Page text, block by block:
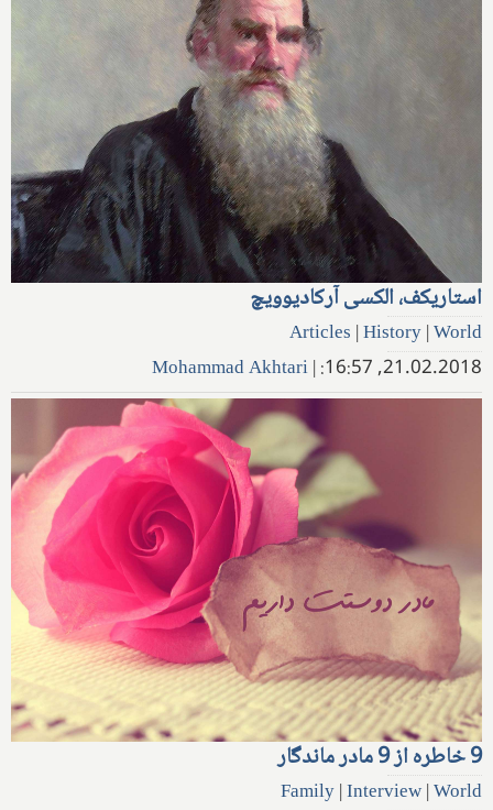
استاریکف، الکسی آرکادیو‌ویچ
Articles |History|World
21.02.2018, 16:57:
|
Mohammad Akhtari
9 خاطره از 9 مادر ماندگار
Family|Interview|World